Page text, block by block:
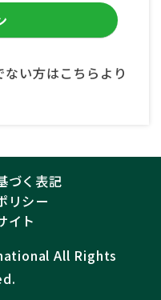
い方はこちらより
づく表記
リシー
イト
All Rights